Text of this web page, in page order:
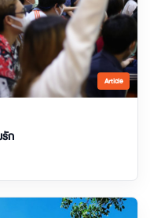
Article
รัก